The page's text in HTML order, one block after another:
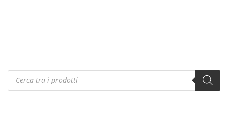
Products
search